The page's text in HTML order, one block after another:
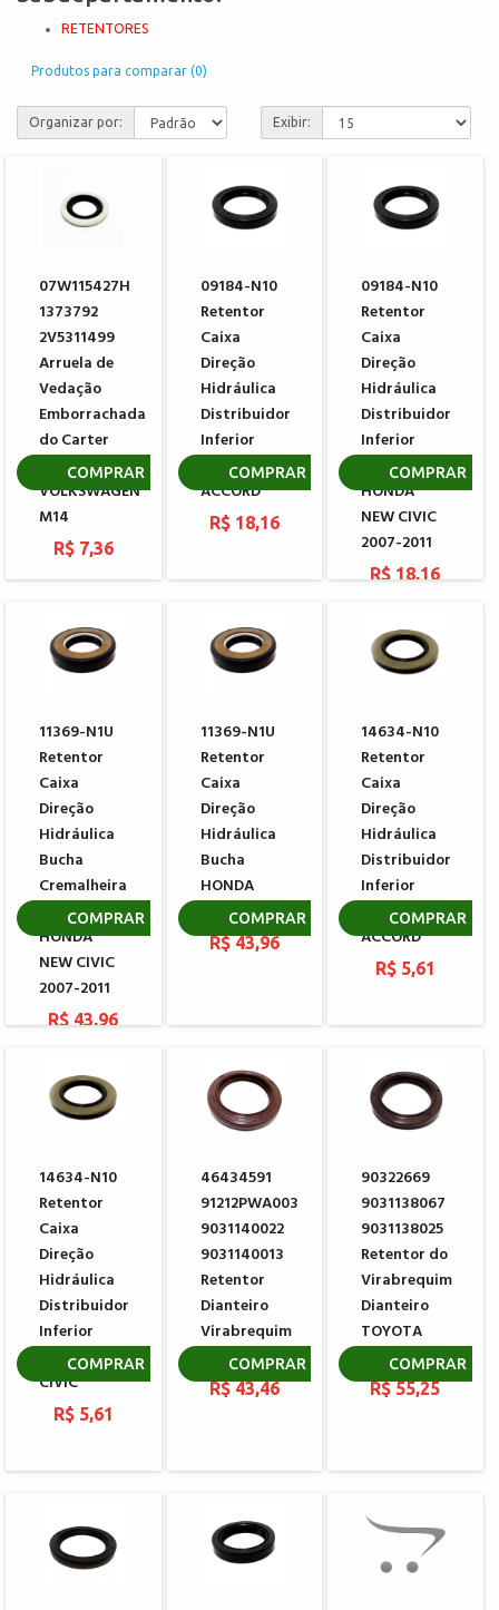
RETENTORES
Produtos para comparar (0)
Organizar por: Exibir:
07W115427H
1373792
2V5311499
Arruela de
Vedação
Emborrachada
do Carter
do Motor
VOLKSWAGEN
M14
R$ 7,36
COMPRAR
09184-N10
Retentor
Caixa
Direção
Hidráulica
Distribuidor
Inferior
HONDA
ACCORD
R$ 18,16
COMPRAR
09184-N10
Retentor
Caixa
Direção
Hidráulica
Distribuidor
Inferior
SHOWA
HONDA
NEW CIVIC
2007-2011
R$ 18,16
COMPRAR
11369-N1U
Retentor
Caixa
Direção
Hidráulica
Bucha
Cremalheira
SHOWA
HONDA
NEW CIVIC
2007-2011
R$ 43,96
COMPRAR
11369-N1U
Retentor
Caixa
Direção
Hidráulica
Bucha
HONDA
CIVIC
R$ 43,96
COMPRAR
14634-N10
Retentor
Caixa
Direção
Hidráulica
Distribuidor
Inferior
HONDA
ACCORD
R$ 5,61
COMPRAR
14634-N10
Retentor
Caixa
Direção
Hidráulica
Distribuidor
Inferior
HONDA
CIVIC
R$ 5,61
COMPRAR
46434591
91212PWA003
9031140022
9031140013
Retentor
Dianteiro
Virabrequim
HONDA
R$ 43,46
COMPRAR
90322669
9031138067
9031138025
Retentor do
Virabrequim
Dianteiro
TOYOTA
COROLLA
R$ 55,25
COMPRAR